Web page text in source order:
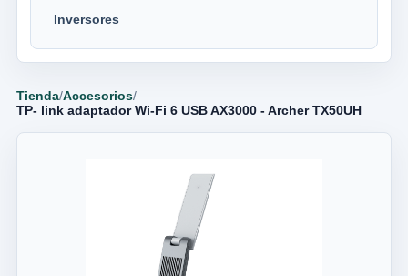
Inversores
Tienda/Accesorios/
TP- link adaptador Wi-Fi 6 USB AX3000 - Archer TX50UH